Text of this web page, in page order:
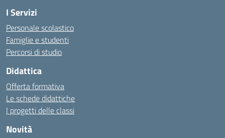
I Servizi
Personale scolastico
Famiglie e studenti
Percorsi di studio
Didattica
Offerta formativa
Le schede didattiche
I progetti delle classi
Novità